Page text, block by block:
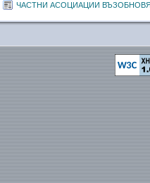
ЧАСТНИ АСОЦИАЦИИ